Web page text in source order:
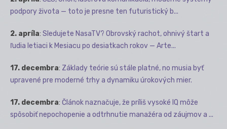
podpory života — toto je presne ten futuristický b...
2. apríla: Sledujete NasaTV? Obrovský rachot, ohnivý štart a
ľudia letiaci k Mesiacu po desiatkach rokov — Arte...
17. decembra: Základy teórie sú stále platné, no musia byť
upravené pre moderné trhy a dynamiku úrokových mier.
17. decembra: Článok naznačuje, že príliš vysoké IQ môže
spôsobiť nepochopenie a odtrhnutie manažéra od záujmov a ...